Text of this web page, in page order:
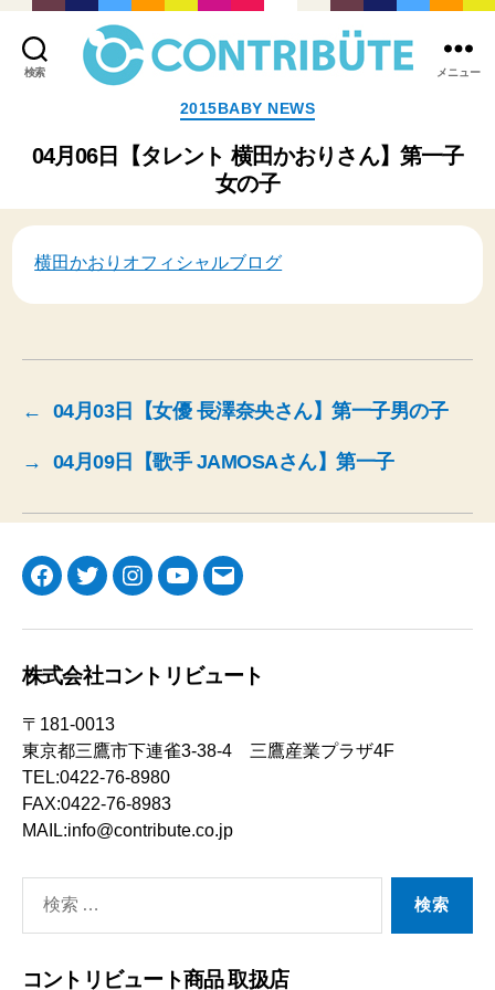
検索
式
会
社
コ
ン
ト
ビ
(
)
メニュー
カ
テ
ゴ
リ
ー
2015BABY NEWS
04月06日【タレント 横田かおりさん】第一子
女の子
横田かおりオフィシャルブログ
← 04月03日【女優 長澤奈央さん】第一子男の子
→ 04月09日【歌手 JAMOSAさん】第一子
Facebook
TwitterInstagramYouTube
メ
株式会社コントリビュート
〒181-0013
東京都三鷹市下連雀3-38-4 三鷹産業プラザ4F
TEL:0422-76-8980
FAX:0422-76-8983
MAIL:info@contribute.co.jp
索
コントリビュート商品 取扱店